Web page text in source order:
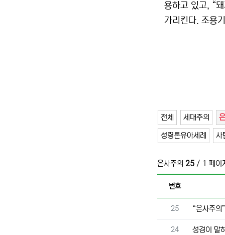
용하고 있고, “
가리킨다. 조용
전체 세대주의
성령론유아세례 사
은사주의 25 / 1 페이
번호
번호
25 “은사주의
번호
24 성경이 말